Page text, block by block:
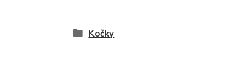
Kočky